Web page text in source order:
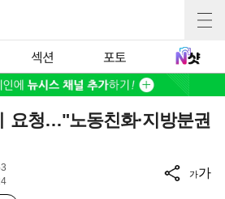
섹션 포토
요청…"노동친화·지방분권
가가